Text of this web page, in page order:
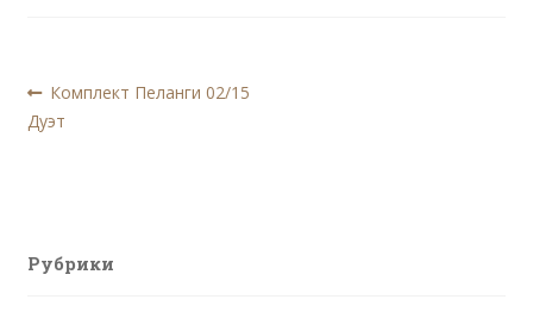
Навигация
по
Предыдущая
запись:
Комплект Пеланги 02/15
Дуэт
Рубрики